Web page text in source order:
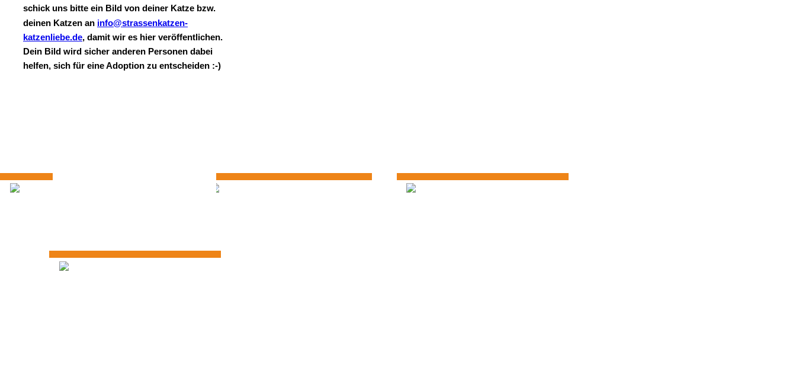
schick uns bitte ein Bild von deiner Katze bzw.
deinen Katzen an info@strassenkatzen-
katzenliebe.de, damit wir es hier veröffentlichen.
Dein Bild wird sicher anderen Personen dabei
helfen, sich für eine Adoption zu entscheiden :-)